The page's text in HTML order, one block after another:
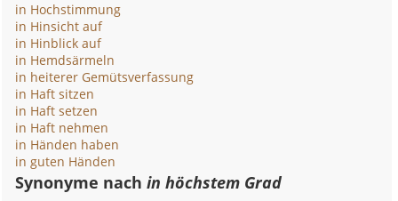
in Hochstimmung
in Hinsicht auf
in Hinblick auf
in Hemdsärmeln
in heiterer Gemütsverfassung
in Haft sitzen
in Haft setzen
in Haft nehmen
in Händen haben
in guten Händen
Synonyme nachin höchstem Grad